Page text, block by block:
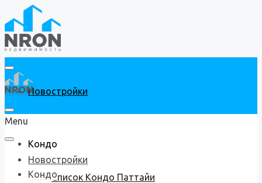
Новостройки
Кондо
Список Кондо Паттайи
Menu
Новостройки
Кондо